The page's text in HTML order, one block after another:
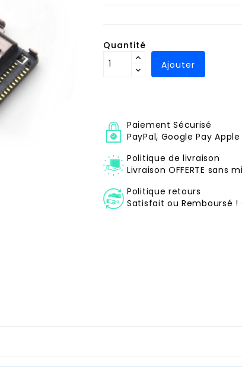
Quantité
Ajouter
Paiement Sécurisé
PayPal, Google Pay
Politique de livraison
Livraison OFFERTE sans
Politique retours
Satisfait ou Remboursé !